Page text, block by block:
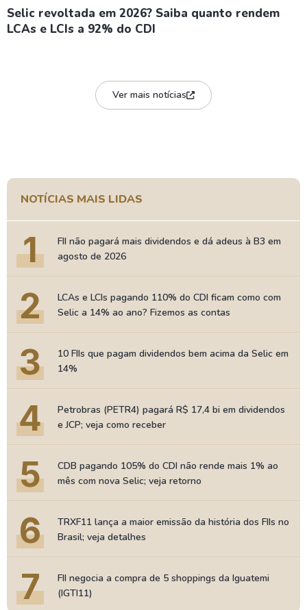
Selic revoltada em 2026? Saiba quanto rendem
LCAs e LCIs a 92% do CDI
Ver mais notícias
NOTÍCIAS MAIS LIDAS
1
FII não pagará mais dividendos e dá adeus à B3 em
agosto de 2026
2
LCAs e LCIs pagando 110% do CDI ficam como com
Selic a 14% ao ano? Fizemos as contas
3
10 FIIs que pagam dividendos bem acima da Selic em
14%
4
Petrobras (PETR4) pagará R$ 17,4 bi em dividendos
e JCP; veja como receber
5
CDB pagando 105% do CDI não rende mais 1% ao
mês com nova Selic; veja retorno
6
TRXF11 lança a maior emissão da história dos FIIs no
Brasil; veja detalhes
7
FII negocia a compra de 5 shoppings da Iguatemi
(IGTI11)